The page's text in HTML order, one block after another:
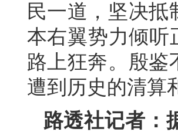
民一道，坚决
本右翼势力倾听
路上狂奔。殷鉴
遭到历史的清算
路透社记者：